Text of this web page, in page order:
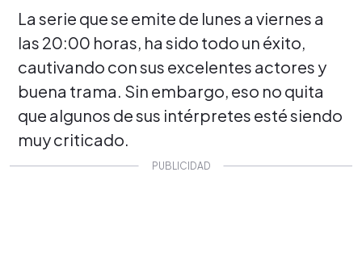
La serie que se emite de lunes a viernes a
las 20:00 horas, ha sido todo un éxito,
cautivando con sus excelentes actores y
buena trama. Sin embargo, eso no quita
que algunos de sus intérpretes esté siendo
muy criticado.